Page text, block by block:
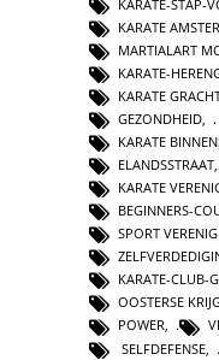
KARATE-STAP-
KARATE
MARTIALART
KARATE-
KARATE
GEZONDHEID
KARATE
ELANDSSTRAAT,
KARATE
BEGINNERS-
SPORT
KARATE-CLUB-
OOSTERSE
POWER,
SELFDEFENSE